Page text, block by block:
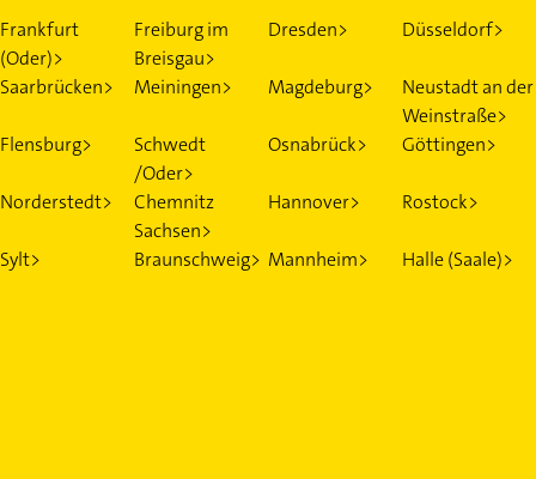
Frankfurt
(Oder)>
Freiburg im
Breisgau>
Dresden> Düsseldorf>
Saarbrücken> Meiningen> Magdeburg>
Neustadt an der
Weinstraße>
Flensburg>
Schwedt
/Oder>
Osnabrück> Göttingen>
Norderstedt>
Chemnitz
Sachsen>
Hannover> Rostock>
Sylt> Braunschweig> Mannheim> Halle (Saale)>